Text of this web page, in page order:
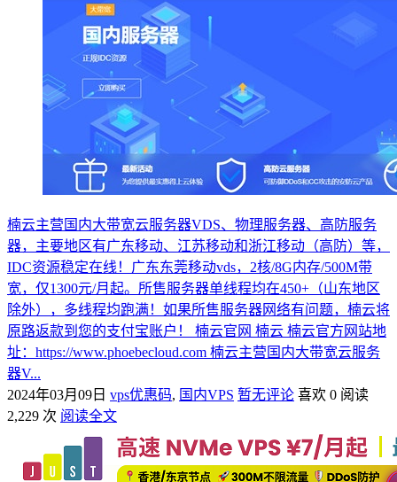
楠云主营国内大带宽云服务器VDS、物理服务器、高防服务
器，主要地区有广东移动、江苏移动和浙江移动（高防）等，
IDC资源稳定在线！广东东莞移动vds，2核/8G内存/500M带
宽，仅1300元/月起。所售服务器单线程均在450+（山东地区
除外），多线程均跑满！如果所售服务器网络有问题，楠云将
原路返款到您的支付宝账户！ 楠云官网 楠云 楠云官方网站地
址：https://www.phoebecloud.com 楠云主营国内大带宽云服务
器V...
2024年03月09日 vps优惠码, 国内VPS 暂无评论 喜欢 0 阅读
2,229 次 阅读全文